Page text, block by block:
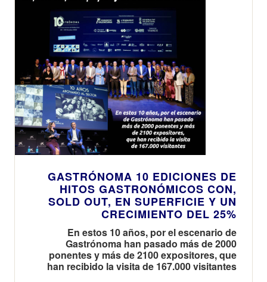
GASTRÓNOMA 10 EDICIONES DE
HITOS GASTRONÓMICOS CON,
SOLD OUT, EN SUPERFICIE Y UN
CRECIMIENTO DEL 25%
En estos 10 años, por el escenario de
Gastrónoma han pasado más de 2000
ponentes y más de 2100 expositores, que
han recibido la visita de 167.000 visitantes